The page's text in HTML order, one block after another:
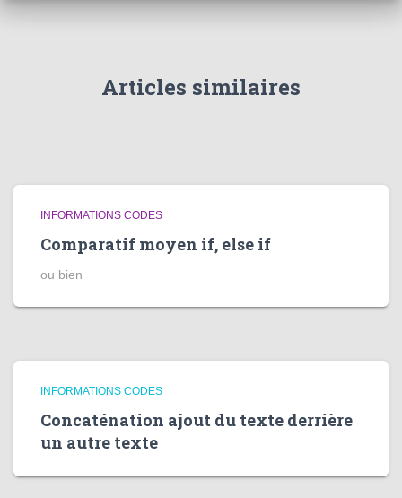
Articles similaires
INFORMATIONS CODES
Comparatif moyen if, else if
ou bien
INFORMATIONS CODES
Concaténation ajout du texte derrière
un autre texte